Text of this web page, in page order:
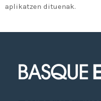
aplikatzen dituenak.